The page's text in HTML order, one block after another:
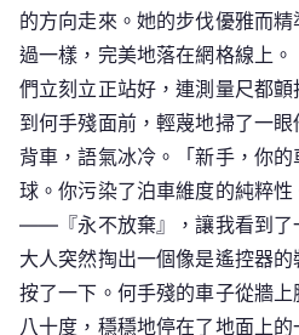
的方向走來。她的步伐優雅而
過一樣，完美地落在網格線上
們立刻立正站好，連測量尺都
到何手殘面前，輕蔑地掃了一
背車，語氣冰冷。「新手，你
球。你污染了泊車維度的純粹
——『永不放棄』，讓我看到了
大人突然掏出一個像是遙控器
按了一下。何手殘的車子從牆
八十度，穩穩地停在了地面上